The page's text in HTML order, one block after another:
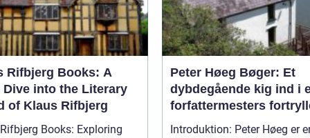
Rifbjerg Books: A
Dive into the Literary
of Klaus Rifbjerg
Books: Exploring
Peter Høeg Bøger: Et
dybdegående kig ind i
forfattermesters
univers
Introduktion: Peter Høeg er